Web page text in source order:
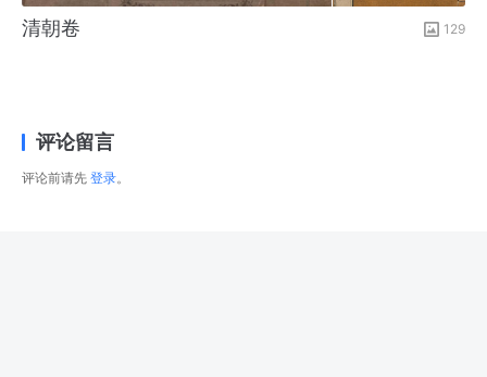
清朝卷 129
评论留言
评论前请先 登录。